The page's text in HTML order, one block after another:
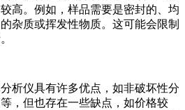
高。例如，样品需要是密封的、均
杂质或挥发性物质。这可能会限制
仪具有许多优点，如非破坏性分
，但也存在一些缺点，如价格较